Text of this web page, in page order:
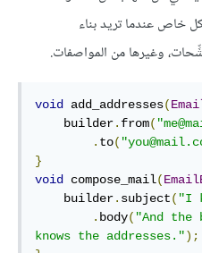
خاص عندما تريد بناء
void add_addresses(
    builder
. from(
. to(
}
void
compose_mail(
    builder
. subject( "I
. body( "And the
knows the addresses.");